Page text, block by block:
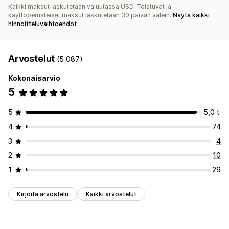
Kaikki maksut laskutetaan valuutassa USD. Toistuvat ja
käyttöperusteiset maksut laskutetaan 30 päivän välein. Näytä kaikki
hinnoitteluvaihtoehdot
Arvostelut (5 087)
Kokonaisarvio
5
5
5,0 t.
4
74
3
4
2
10
1
29
Kirjoita arvostelu Kaikki arvostelut